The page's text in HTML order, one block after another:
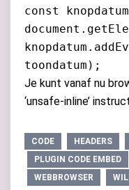
const
toondatum);
Je kunt vanaf nu
‘unsafe-inline’
CODE HEADERS
PLUGIN CODE EMBED
WEBBROWSER